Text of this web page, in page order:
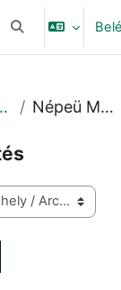
Keresési
Népeü MSc_Egészségfejlesztés
keresése